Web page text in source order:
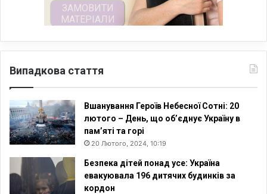
Випадкова стаття
Вшанування Героїв Небесної Сотні: 20
лютого – День, що об’єднує Україну в
пам’яті та горі
20 Лютого, 2024, 10:19
Безпека дітей понад усе: Україна
евакуювала 196 дитячих будинків за
кордон